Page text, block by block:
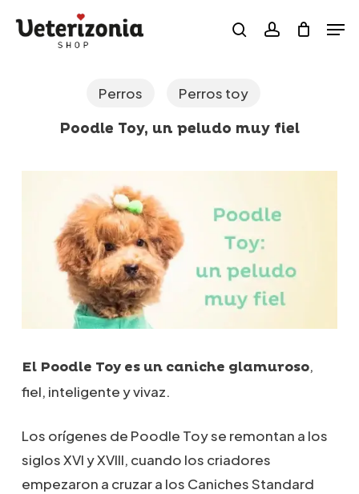
searchaccount
Perros Perros toy
Poodle Toy, un peludo muy fiel
El Poodle Toy es un caniche glamuroso,
fiel, inteligente y vivaz.
Los orígenes de Poodle Toy se remontan a los
siglos XVI y XVIII, cuando los criadores
empezaron a cruzar a los Caniches Standard